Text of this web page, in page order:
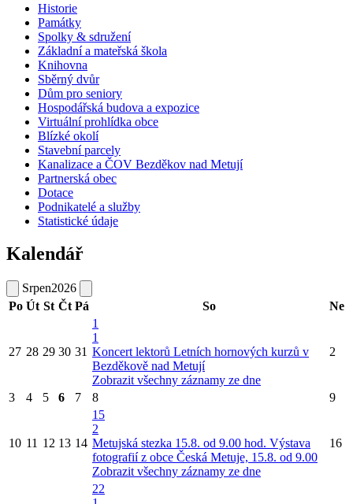
Historie
Památky
Spolky & sdružení
Základní a mateřská škola
Knihovna
Sběrný dvůr
Dům pro seniory
Hospodářská budova a expozice
Virtuální prohlídka obce
Blízké okolí
Stavební parcely
Kanalizace a ČOV Bezděkov nad Metují
Partnerská obec
Dotace
Podnikatelé a služby
Statistické údaje
Kalendář
Srpen2026
Po Út St Čt Pá So Ne
27 28 29 30 31
1
1
Koncert lektorů Letních hornových kurzů v
Bezděkově nad Metují
Zobrazit všechny záznamy ze dne
2
3 4 5 6 7 8 9
10 11 12 13 14
15
2
Metujská stezka 15.8. od 9.00 hod. Výstava
fotografií z obce Česká Metuje, 15.8. od 9.00
Zobrazit všechny záznamy ze dne
16
22